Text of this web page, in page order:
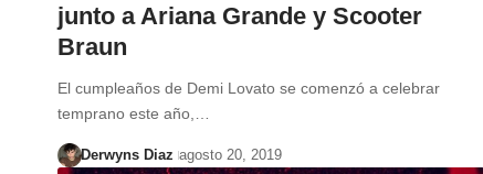
junto a Ariana Grande y Scooter
Braun
El cumpleaños de Demi Lovato se comenzó a celebrar
temprano este año,…
Derwyns Diaz agosto 20, 2019